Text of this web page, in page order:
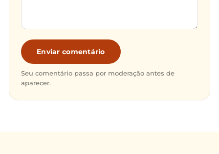
Enviar comentário
Seu comentário passa por moderação antes de
aparecer.